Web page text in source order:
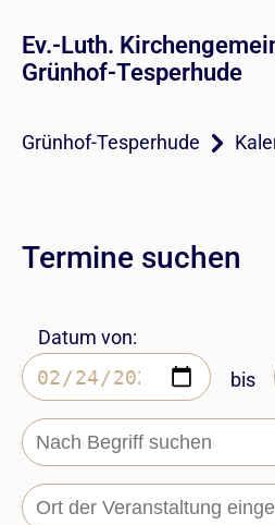
Ev.-Luth.
Grünhof-Tesperhude
Grünhof-Tesperhude
Termine suchen
Datum von:
bis